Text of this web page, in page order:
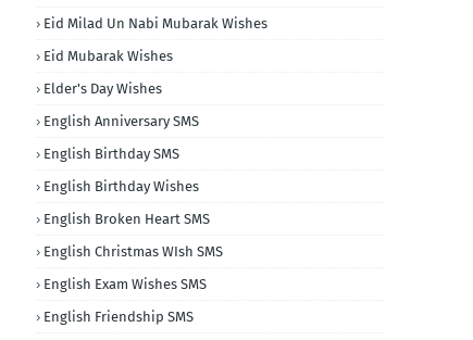
Eid Milad Un Nabi Mubarak Wishes
Eid Mubarak Wishes
Elder's Day Wishes
English Anniversary SMS
English Birthday SMS
English Birthday Wishes
English Broken Heart SMS
English Christmas WIsh SMS
English Exam Wishes SMS
English Friendship SMS